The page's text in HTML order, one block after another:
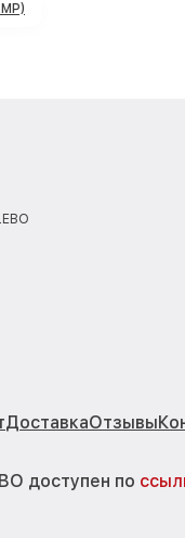
ДоставкаОтзывы
доступен по